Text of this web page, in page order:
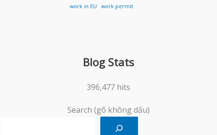
work in EU work permit
Blog Stats
396,477 hits
Search (gõ không dấu)